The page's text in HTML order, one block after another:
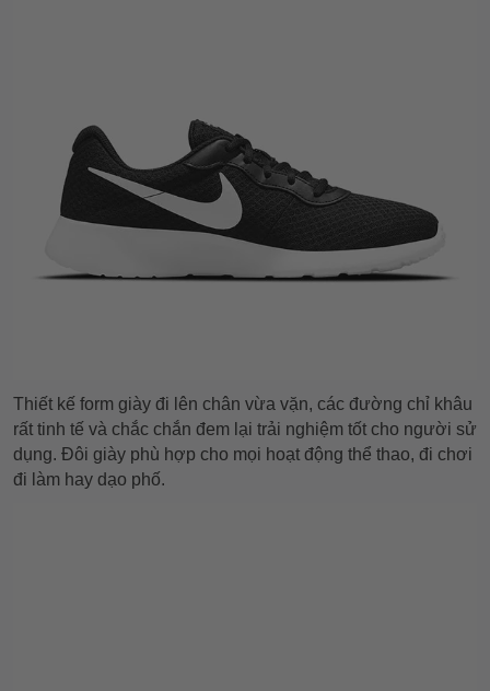
Thiết kế form giày đi lên chân vừa vặn, các đường chỉ khâu
rất tinh tế và chắc chắn đem lại trải nghiệm tốt cho người sử
dụng. Đôi giày phù hợp cho mọi hoạt động thể thao, đi chơi
đi làm hay dạo phố.